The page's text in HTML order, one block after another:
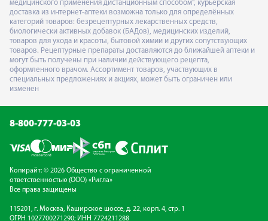
медицинского применения дистанционным способом", курьерская
доставка из интернет-аптеки возможна только для определённых
категорий товаров: безрецептурных лекарственных средств,
биологически активных добавок (БАДов), медицинских изделий,
товаров для ухода и красоты, бытовой химии и других сопутствующих
товаров. Рецептурные препараты доставляются до ближайшей аптеки и
могут быть получены при наличии действующего рецепта,
оформленного врачом. Ассортимент товаров, участвующих в
специальных предложениях и акциях, может быть ограничен или
изменен
8-800-777-03-03
Копирайт: © 2026 Общество с ограниченной
ответственностью (ООО) «Ригла»
Все права защищены
115201, г. Москва, Каширское шоссе, д. 22, корп. 4, стр. 1
ОГРН 1027700271290; ИНН 7724211288